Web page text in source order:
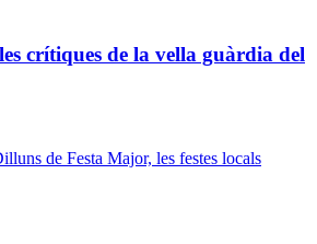
crítiques de la vella guàrdia del